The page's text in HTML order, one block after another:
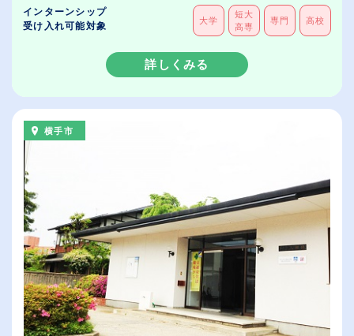
インターンシップ
受け入れ可能対象
大学
短大
高専
専門 高校
詳しくみる
横手市